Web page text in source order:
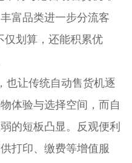
富品类进一步分流客
仅划算，还能积累优
也让传统自动售货机逐
体验与选择空间，而自
的短板凸显。反观便利
打印、缴费等增值服